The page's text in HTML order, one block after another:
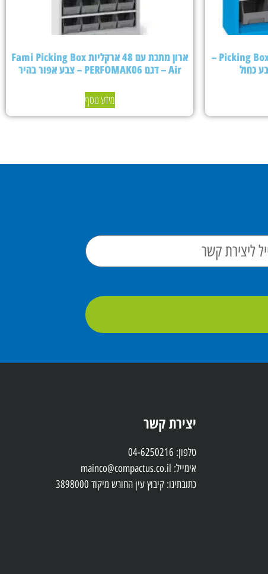
ארון מתכת עם 24 ארקליות Picking Box Air –
ארון מתכת עם 48 ארקליות Fami Picking Box
Air – דגם PERFOMAK06 – צבע אפור בהיר
מידע נוסף
יצירת קשר
טלפון: 04-6250216
אימייל: mainco@compactus.co.il
כתובתינו: קיבוץ עין החורש מיקוד 3898000